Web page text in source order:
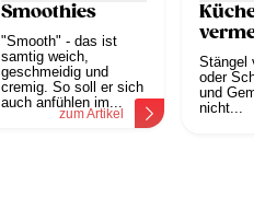
Smoothies
"Smooth" - das ist
samtig weich,
geschmeidig und
cremig. So soll er sich
auch anfühlen im...
zum Artikel
Stängel
oder
und
nicht...